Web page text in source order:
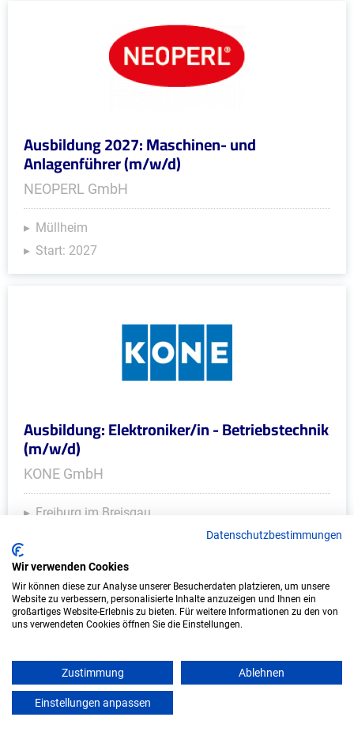
Ausbildung 2027: Maschinen- und
Anlagenführer (m/w/d)
NEOPERL GmbH
Müllheim
Start: 2027
Ausbildung: Elektroniker/in - Betriebstechnik
(m/w/d)
KONE GmbH
Freiburg im Breisgau
Freie Plätze: 1
Datenschutzbestimmungen
Wir verwenden Cookies
Wir können diese zur Analyse unserer Besucherdaten platzieren, um unsere
Website zu verbessern, personalisierte Inhalte anzuzeigen und Ihnen ein
großartiges Website-Erlebnis zu bieten. Für weitere Informationen zu den von
uns verwendeten Cookies öffnen Sie die Einstellungen.
Zustimmung Ablehnen
Einstellungen anpassen